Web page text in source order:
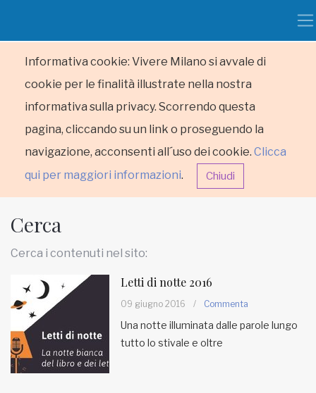
Informativa cookie: Vivere Milano si avvale di
cookie per le finalità illustrate nella nostra
informativa sulla privacy. Scorrendo questa
pagina, cliccando su un link o proseguendo la
navigazione, acconsenti all´uso dei cookie. Clicca
qui per maggiori informazioni. Chiudi
HOME
RUBRICHE
MUNICIPI
Cerca
Cerca i contenuti nel sito:
Letti di notte 2016
09 giugno 2016 / Commenta
Una notte illuminata dalle parole lungo
tutto lo stivale e oltre